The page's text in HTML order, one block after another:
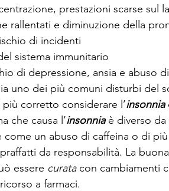
prestazioni scarse sul
rallentati e diminuzione della
di incidenti
sistema immunitario
di depressione, ansia e abuso
uno dei più comuni disturbi del
corretto considerare l’insonnia
che causa l’insonnia è diverso da
come un abuso di caffeina o di
da responsabilità. La
essere curata con cambiamenti
a farmaci.